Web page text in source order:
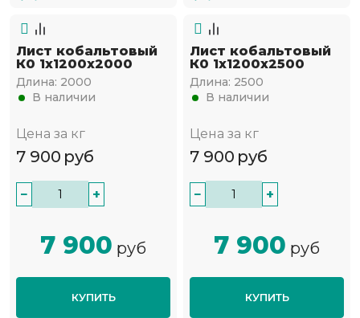
Лист кобальтовый
К0 1x1200x2000
Длина: 2000
В наличии
Цена за кг
7 900 руб
− +
7 900 руб
КУПИТЬ
Лист кобальтовый
К0 1x1200x2500
Длина: 2500
В наличии
Цена за кг
7 900 руб
− +
7 900 руб
КУПИТЬ